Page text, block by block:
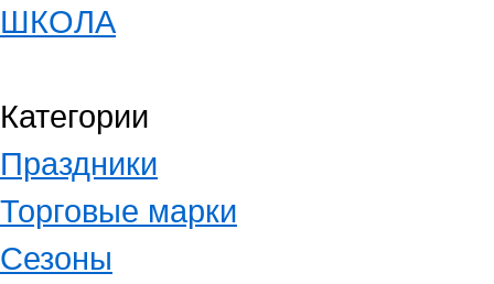
ШКОЛА
Категории
Праздники
Торговые марки
Сезоны